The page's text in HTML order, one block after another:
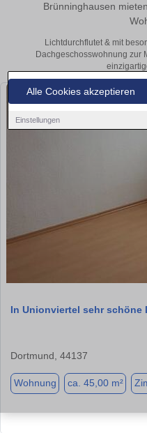
Alle Cookies akzeptieren
Einstellungen
Brünninghausen
Lichtdurchflutet & mit
Dachgeschosswohnung zur
In Unionviertel sehr schöne
Dortmund, 44137
Wohnung ca. 45,00 m²